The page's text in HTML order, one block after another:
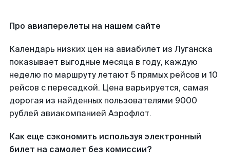
Про авиаперелеты на нашем сайте
Календарь низких цен на авиабилет из Луганска
показывает выгодные месяца в году, каждую
неделю по маршруту летают 5 прямых рейсов и 10
рейсов с пересадкой. Цена варьируется, самая
дорогая из найденных пользователями 9000
рублей авиакомпанией Аэрофлот.
Как еще сэкономить используя электронный
билет на самолет без комиссии?